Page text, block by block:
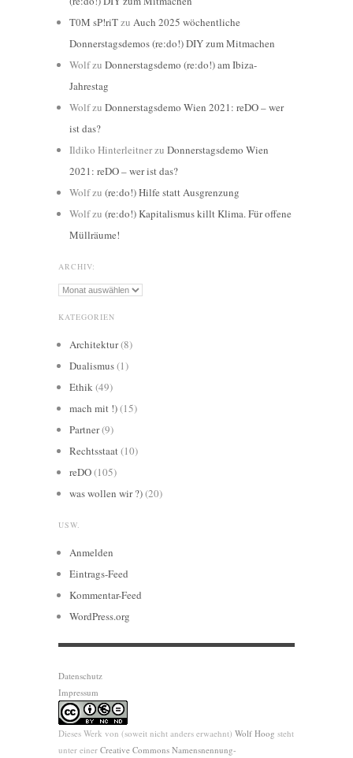
T0M sP!riTzu Auch 2025 wöchentliche
Donnerstagsdemos (re:do!) DIY zum Mitmachen
Wolfzu Donnerstagsdemo (re:do!) am Ibiza-
Jahrestag
Wolfzu Donnerstagsdemo Wien 2021: reDO – wer
ist das?
Ildiko Hinterleitnerzu Donnerstagsdemo Wien
2021: reDO – wer ist das?
Wolfzu (re:do!) Hilfe statt Ausgrenzung
Wolfzu (re:do!) Kapitalismus killt Klima. Für offene
Müllräume!
ARCHIV:
Archiv:
KATEGORIEN
Architektur(8)
Dualismus(1)
Ethik(49)
mach mit !)(15)
Partner(9)
Rechtsstaat(10)
reDO(105)
was wollen wir ?)(20)
USW.
Anmelden
Eintrags-Feed
Kommentar-Feed
WordPress.org
Datenschutz
Impressum
Dieses Werk von (soweit nicht anders erwaehnt) Wolf Hoog steht
unter einer Creative Commons Namensnennung-